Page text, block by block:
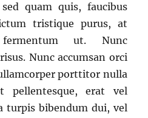
quam quis, faucibus
tristique purus, at
ut. Nunc
Nunc accumsan orci
porttitor nulla
pellentesque, erat vel
turpis bibendum dui, vel